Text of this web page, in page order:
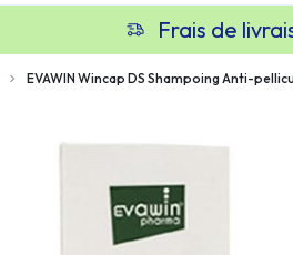
Frais de
EVAWIN Wincap DS Shampoing Anti-